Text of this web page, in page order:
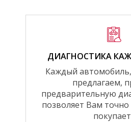
ДИАГНОСТИКА
Каждый
предлагаем,
предварительную
позволяет Вам